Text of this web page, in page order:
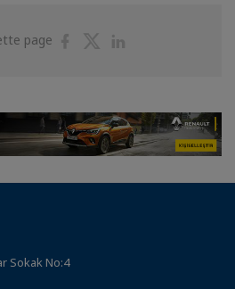
page
PartagerPartager
Sokak No:4